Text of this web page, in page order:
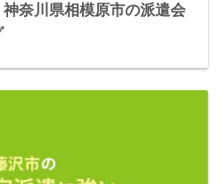
神奈川県相模原市の派遣会